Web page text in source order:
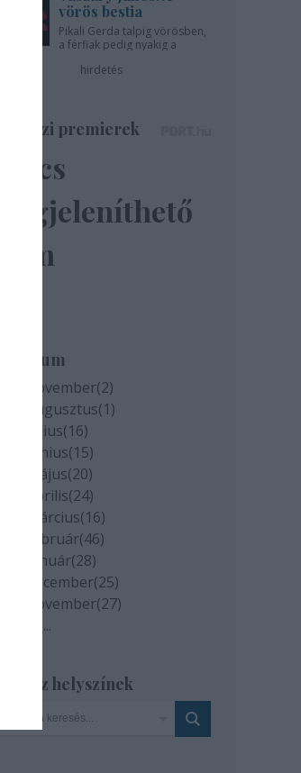
vörös bestia
Pikali Gerda talpig vörösben,
a férfiak pedig nyakig a
hirdetés
Színházi premierek
Nincs
megjeleníthető
elem
Archívum
2020 november(2)
2020 augusztus(1)
2020 július(16)
2020 június(15)
2020 május(20)
2020 április(24)
2020 március(16)
2020 február(46)
2020 január(28)
2019 december(25)
2019 november(27)
...
Szinház helyszínek